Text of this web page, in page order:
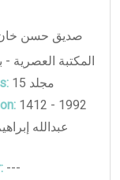
صديق حسن خان
المكتبة العصرية
15 مجلد
1412 - 1992
---